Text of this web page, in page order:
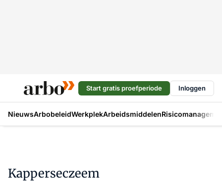
Start gratis proefperiode Inloggen
NieuwsArbobeleidWerkplekArbeidsmiddelen
Kapperseczeem